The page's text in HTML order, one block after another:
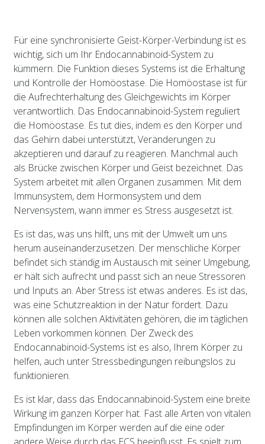
Für eine synchronisierte Geist-Körper-Verbindung ist es
wichtig, sich um Ihr Endocannabinoid-System zu
kümmern. Die Funktion dieses Systems ist die Erhaltung
und Kontrolle der Homöostase. Die Homöostase ist für
die Aufrechterhaltung des Gleichgewichts im Körper
verantwortlich. Das Endocannabinoid-System reguliert
die Homöostase. Es tut dies, indem es den Körper und
das Gehirn dabei unterstützt, Veränderungen zu
akzeptieren und darauf zu reagieren. Manchmal auch
als Brücke zwischen Körper und Geist bezeichnet. Das
System arbeitet mit allen Organen zusammen. Mit dem
Immunsystem, dem Hormonsystem und dem
Nervensystem, wann immer es Stress ausgesetzt ist.
Es ist das, was uns hilft, uns mit der Umwelt um uns
herum auseinanderzusetzen. Der menschliche Körper
befindet sich ständig im Austausch mit seiner Umgebung,
er hält sich aufrecht und passt sich an neue Stressoren
und Inputs an. Aber Stress ist etwas anderes. Es ist das,
was eine Schutzreaktion in der Natur fördert. Dazu
können alle solchen Aktivitäten gehören, die im täglichen
Leben vorkommen können. Der Zweck des
Endocannabinoid-Systems ist es also, Ihrem Körper zu
helfen, auch unter Stressbedingungen reibungslos zu
funktionieren.
Es ist klar, dass das Endocannabinoid-System eine breite
Wirkung im ganzen Körper hat. Fast alle Arten von vitalen
Empfindungen im Körper werden auf die eine oder